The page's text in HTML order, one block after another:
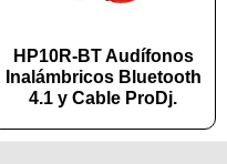
HP10R-BT Audífonos
Inalámbricos Bluetooth
4.1 y Cable ProDj.